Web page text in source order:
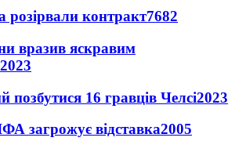
розірвали контракт7682
вразив яскравим
2023
позбутися 16 гравців Челсі2023
загрожує відставка2005